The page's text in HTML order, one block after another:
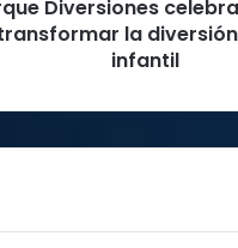
Diversiones
la
infantil